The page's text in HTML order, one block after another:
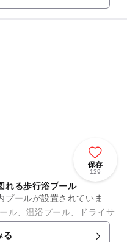
保存
129
れる歩行浴プール
プールが設置されていま
ル、温浴プール、ドライサ
ています。 屋内にある温水
る